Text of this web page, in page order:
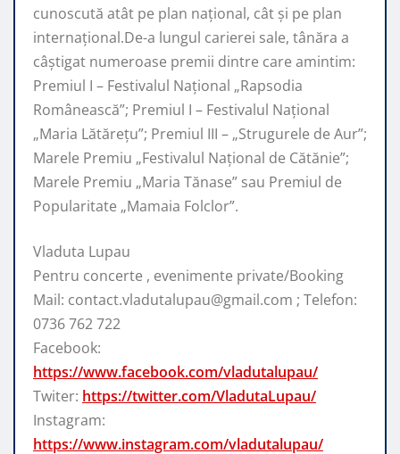
cunoscută atât pe plan naţional, cât şi pe plan
internaţional.De-a lungul carierei sale, tânăra a
câştigat numeroase premii dintre care amintim:
Premiul I – Festivalul Național „Rapsodia
Românească”; Premiul I – Festivalul Național
„Maria Lătărețu”; Premiul III – „Strugurele de Aur”;
Marele Premiu „Festivalul Național de Cătănie”;
Marele Premiu „Maria Tănase” sau Premiul de
Popularitate „Mamaia Folclor”.
Vladuta Lupau
Pentru concerte , evenimente private/Booking
Mail: contact.vladutalupau@gmail.com ; Telefon:
0736 762 722
Facebook:
https://www.facebook.com/vladutalupau/
Twiter: https://twitter.com/VladutaLupau/
Instagram:
https://www.instagram.com/vladutalupau/